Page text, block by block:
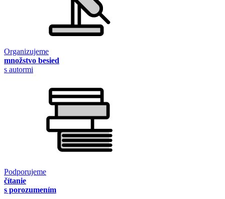
Organizujeme
množstvo besied
s autormi
Podporujeme
čítanie
s porozumením